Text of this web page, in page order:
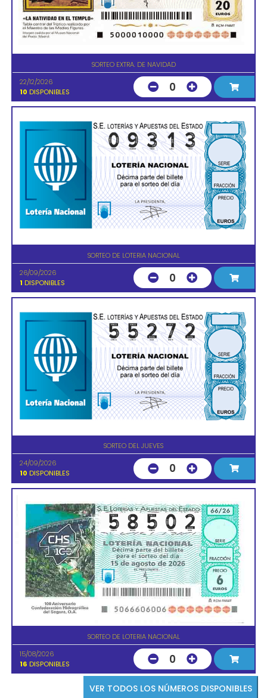
SORTEO EXTRA. DE NAVIDAD
22/12/2026
10 DISPONIBLES 0
SORTEO DE LOTERIA NACIONAL
26/09/2026
1 DISPONIBLES 0
SORTEO DEL JUEVES
24/09/2026
10 DISPONIBLES 0
SORTEO DE LOTERIA NACIONAL
15/08/2026
16 DISPONIBLES 0
VER TODOS LOS NÚMEROS DISPONIBLES